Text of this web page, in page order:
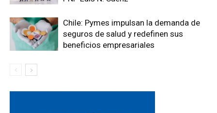
Chile: Pymes impulsan la demanda de
seguros de salud y redefinen sus
beneficios empresariales